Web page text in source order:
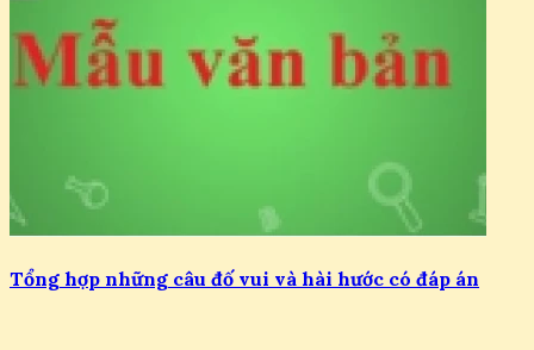
Tổng hợp những câu đố vui và hài hước có đáp án